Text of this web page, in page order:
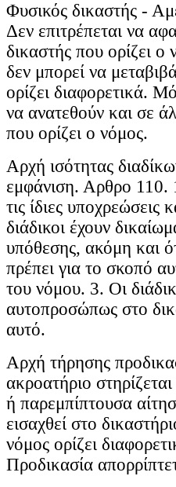
Φυσικός δικαστής -
Δεν επιτρέπεται να
δικαστής που ορίζει
δεν μπορεί να
ορίζει διαφορετικά.
να ανατεθούν και σε
που ορίζει ο νόμος.
Αρχή ισότητας
εμφάνιση. Αρθρο 110.
τις ίδιες υποχρεώσεις
διάδικοι έχουν
υπόθεσης, ακόμη και
πρέπει για το σκοπό
του νόμου. 3. Οι
αυτοπροσώπως στο
αυτό.
Αρχή τήρησης
ακροατήριο
ή παρεμπίπτουσα
εισαχθεί στο
νόμος ορίζει
Προδικασία